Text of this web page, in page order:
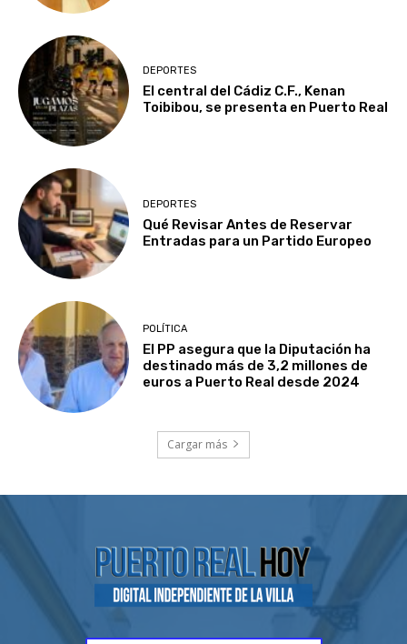
DEPORTES
El central del Cádiz C.F., Kenan
Toibibou, se presenta en Puerto Real
DEPORTES
Qué Revisar Antes de Reservar
Entradas para un Partido Europeo
POLÍTICA
El PP asegura que la Diputación ha
destinado más de 3,2 millones de
euros a Puerto Real desde 2024
Cargar más